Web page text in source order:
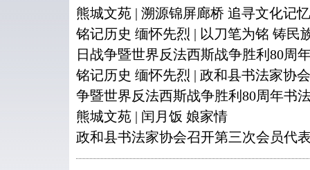
熊城文苑 | 溯源锦屏廊桥 追寻文化记忆
铭记历史 缅怀先烈 | 以刀笔为铭 铸
日战争暨世界反法西斯战争胜利80周
铭记历史 缅怀先烈 | 政和县书法家协
争暨世界反法西斯战争胜利80周年书
熊城文苑 | 闰月饭 娘家情
政和县书法家协会召开第三次会员代